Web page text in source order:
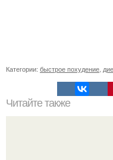
Категории: быстрое похудение
Читайте также